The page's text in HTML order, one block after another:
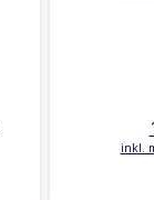
inkl.